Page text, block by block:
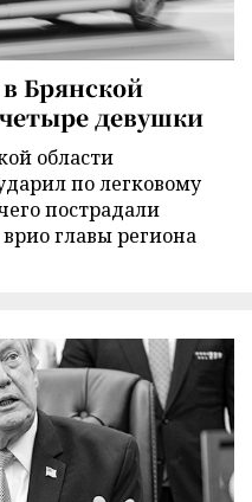
Брянской
девушки
области
по легковому
пострадали
главы региона